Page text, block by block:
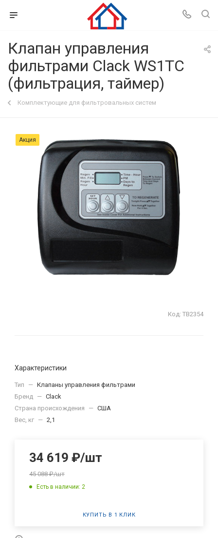
Клапан управления
фильтрами Clack WS1TC
(фильтрация, таймер)
Комплектующие для фильтровальных систем
Акция
Код: ТВ2354
Характеристики
Тип — Клапаны управления фильтрами
Бренд — Clack
Страна происхождения
— США
Вес, кг — 2,1
34 619 ₽/шт
45 088₽/шт
Есть в наличии: 2
КУПИТЬ В 1 КЛИК